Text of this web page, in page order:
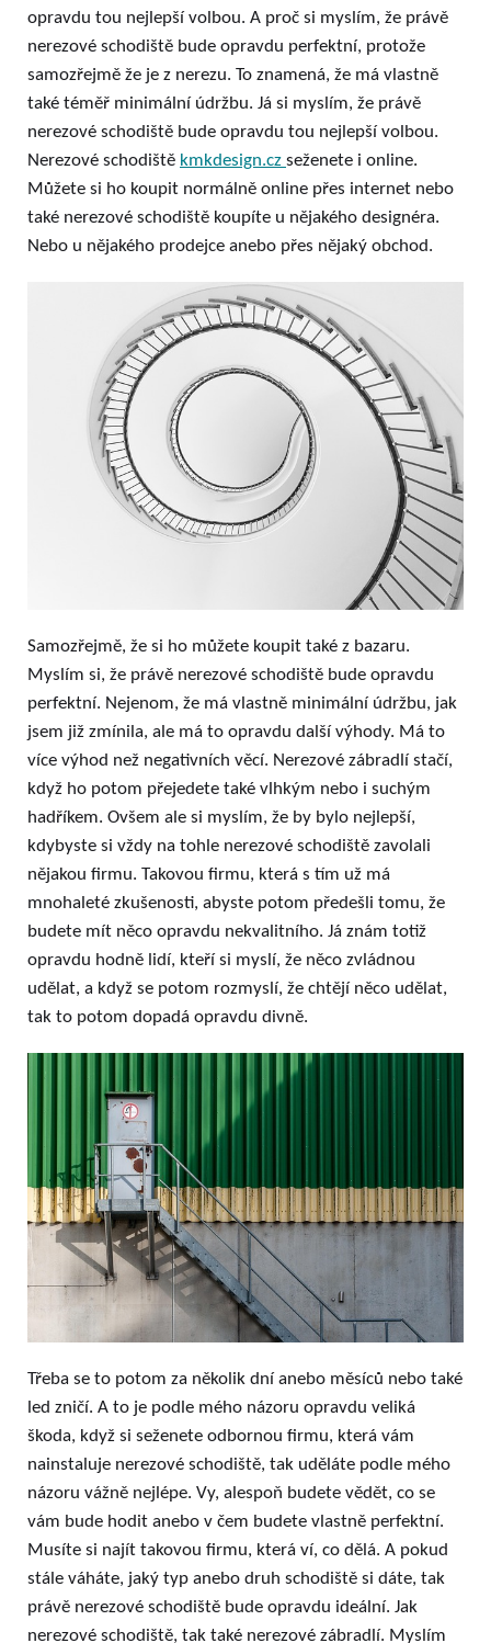
opravdu tou nejlepší volbou. A proč si myslím, že právě
nerezové schodiště bude opravdu perfektní, protože
samozřejmě že je z nerezu. To znamená, že má vlastně
také téměř minimální údržbu. Já si myslím, že právě
nerezové schodiště bude opravdu tou nejlepší volbou.
Nerezové schodiště kmkdesign.cz seženete i online.
Můžete si ho koupit normálně online přes internet nebo
také nerezové schodiště koupíte u nějakého designéra.
Nebo u nějakého prodejce anebo přes nějaký obchod.
Samozřejmě, že si ho můžete koupit také z bazaru.
Myslím si, že právě nerezové schodiště bude opravdu
perfektní. Nejenom, že má vlastně minimální údržbu, jak
jsem již zmínila, ale má to opravdu další výhody. Má to
více výhod než negativních věcí. Nerezové zábradlí stačí,
když ho potom přejedete také vlhkým nebo i suchým
hadříkem. Ovšem ale si myslím, že by bylo nejlepší,
kdybyste si vždy na tohle nerezové schodiště zavolali
nějakou firmu. Takovou firmu, která s tím už má
mnohaleté zkušenosti, abyste potom předešli tomu, že
budete mít něco opravdu nekvalitního. Já znám totiž
opravdu hodně lidí, kteří si myslí, že něco zvládnou
udělat, a když se potom rozmyslí, že chtějí něco udělat,
tak to potom dopadá opravdu divně.
Třeba se to potom za několik dní anebo měsíců nebo také
led zničí. A to je podle mého názoru opravdu veliká
škoda, když si seženete odbornou firmu, která vám
nainstaluje nerezové schodiště, tak uděláte podle mého
názoru vážně nejlépe. Vy, alespoň budete vědět, co se
vám bude hodit anebo v čem budete vlastně perfektní.
Musíte si najít takovou firmu, která ví, co dělá. A pokud
stále váháte, jaký typ anebo druh schodiště si dáte, tak
právě nerezové schodiště bude opravdu ideální. Jak
nerezové schodiště, tak také nerezové zábradlí. Myslím